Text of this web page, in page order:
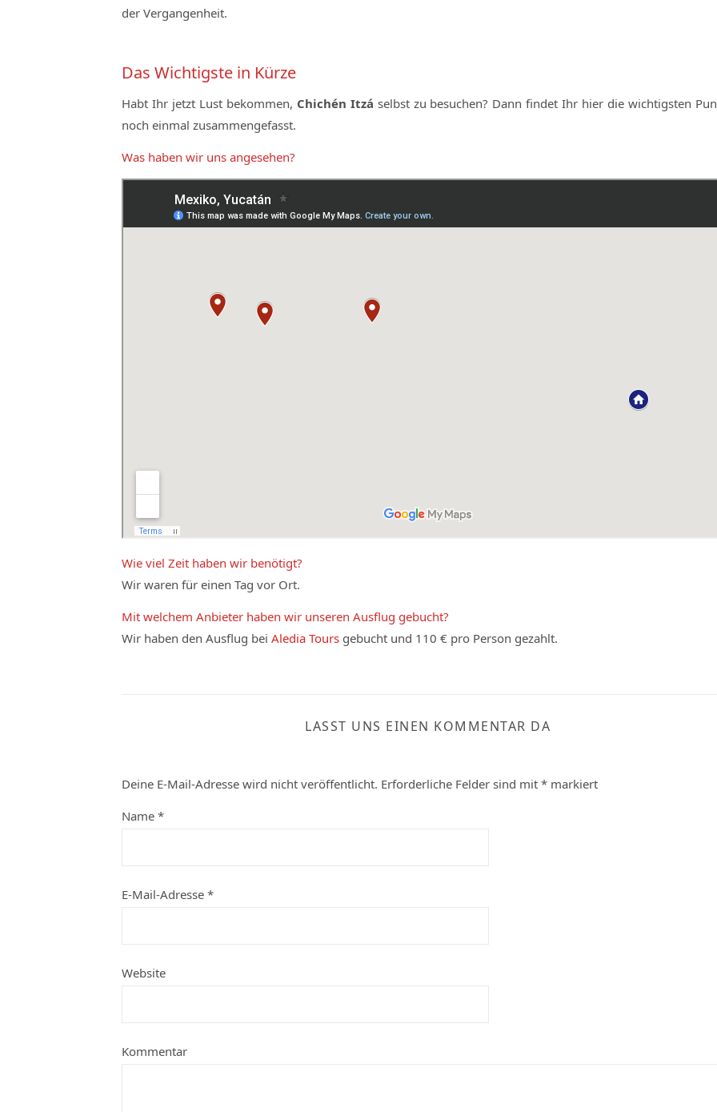
der Vergangenheit.
Das Wichtigste in Kürze
Habt Ihr jetzt Lust bekommen, Chichén Itzá selbst zu besuchen? Dann findet Ihr hier die wichtigsten
noch einmal zusammengefasst.
Was haben wir uns angesehen?
Wie viel Zeit haben wir benötigt?
Wir waren für einen Tag vor Ort.
Mit welchem Anbieter haben wir unseren Ausflug gebucht?
Wir haben den Ausflug bei Aledia Tours gebucht und 110 € pro Person gezahlt.
LASST UNS EINEN KOMMENTAR DA
Deine E-Mail-Adresse wird nicht veröffentlicht. Erforderliche Felder sind mit * markiert
Name *
E-Mail-Adresse *
Website
Kommentar